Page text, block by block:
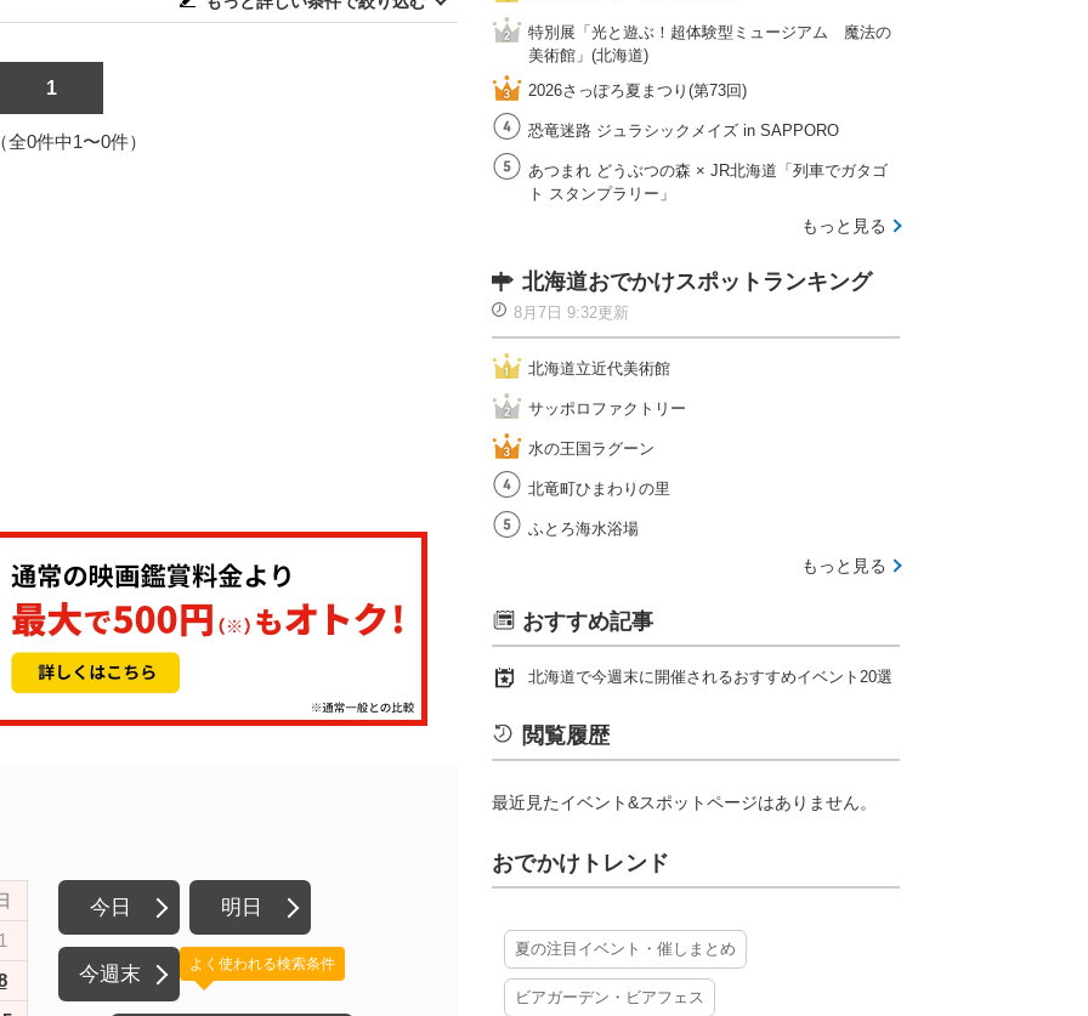
1
全0件中1〜0件）
今日 明日
今週末 よく使われる検索条件
特別展「光と遊ぶ！超体験型ミュージアム 魔法の
美術館」(北海道)
2026さっぽろ夏まつり(第73回)
恐竜迷路 ジュラシックメイズ in SAPPORO
あつまれ どうぶつの森 × JR北海道「列車でガタゴ
ト スタンプラリー」
もっと見る
北海道おでかけスポットランキング
8月7日 9:32更新
北海道立近代美術館
サッポロファクトリー
水の王国ラグーン
北竜町ひまわりの里
ふとろ海水浴場
もっと見る
おすすめ記事
北海道で今週末に開催されるおすすめイベント20選
閲覧履歴
最近見たイベント&スポットページはありません。
おでかけトレンド
夏の注目イベント・催しまとめ
ビアガーデン・ビアフェス